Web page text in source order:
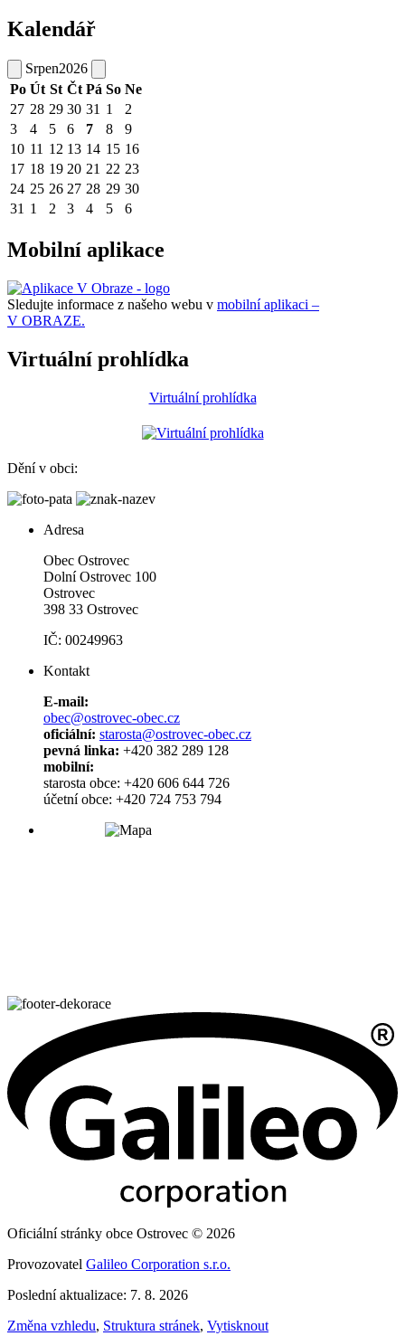
Kalendář
Srpen2026
Po Út St Čt Pá So Ne
27 28 29 30 31 1
2
3
4 5 6 7 8
9
10 11 12 13 14 15 16
17 18 19 20 21 22 23
24 25 26 27 28 29 30
31 1 2 3 4 5 6
Mobilní aplikace
Sledujte informace z našeho webu v mobilní aplikaci –
V OBRAZE.
Virtuální prohlídka
Virtuální prohlídka
Dění v obci:
Adresa
Obec Ostrovec
Dolní Ostrovec 100
Ostrovec
398 33 Ostrovec
IČ: 00249963
Kontakt
E-mail:
obec@ostrovec-obec.cz
oficiální: starosta@ostrovec-obec.cz
pevná linka: +420 382 289 128
mobilní:
starosta obce: +420 606 644 726
účetní obce: +420 724 753 794
Oficiální stránky obce Ostrovec © 2026
Provozovatel Galileo Corporation s.r.o.
Poslední aktualizace: 7. 8. 2026
Změna vzhledu, Struktura stránek, Vytisknout